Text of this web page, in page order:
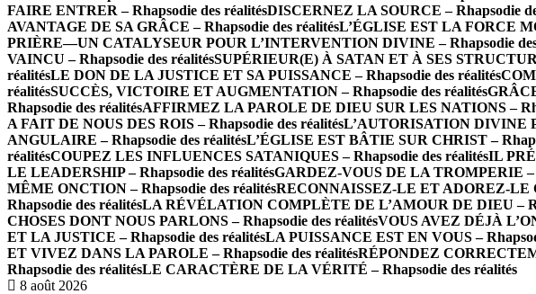
FAIRE ENTRER – Rhapsodie des réalitésDISCERNEZ LA SOURCE – Rhapsodie
AVANTAGE DE SA GRÂCE – Rhapsodie des réalitésL’ÉGLISE EST LA FORCE
PRIÈRE—UN CATALYSEUR POUR L’INTERVENTION DIVINE – Rhapsodie
VAINCU – Rhapsodie des réalitésSUPÉRIEUR(E) À SATAN ET À SES
réalitésLE DON DE LA JUSTICE ET SA PUISSANCE – Rhapsodie des réalités
réalitésSUCCÈS, VICTOIRE ET AUGMENTATION – Rhapsodie des réalités
Rhapsodie des réalitésAFFIRMEZ LA PAROLE DE DIEU SUR LES NATIONS –
A FAIT DE NOUS DES ROIS – Rhapsodie des réalitésL’AUTORISATION DIVINE
ANGULAIRE – Rhapsodie des réalitésL’ÉGLISE EST BÂTIE SUR CHRIST –
réalitésCOUPEZ LES INFLUENCES SATANIQUES – Rhapsodie des réalitésIL
LE LEADERSHIP – Rhapsodie des réalitésGARDEZ-VOUS DE LA TROMPERIE –
MÊME ONCTION – Rhapsodie des réalitésRECONNAISSEZ-LE ET ADOREZ-LE
Rhapsodie des réalitésLA RÉVÉLATION COMPLÈTE DE L’AMOUR DE DIEU –
CHOSES DONT NOUS PARLONS – Rhapsodie des réalitésVOUS AVEZ DÉJÀ
ET LA JUSTICE – Rhapsodie des réalitésLA PUISSANCE EST EN VOUS –
ET VIVEZ DANS LA PAROLE – Rhapsodie des réalitésRÉPONDEZ
Rhapsodie des réalitésLE CARACTÈRE DE LA VÉRITÉ – Rhapsodie des réalités
8 août 2026